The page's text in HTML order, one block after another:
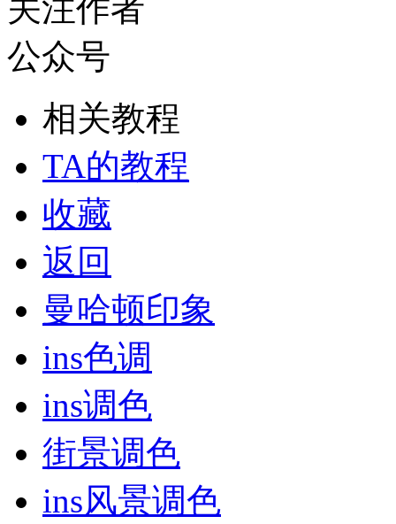
相关教程
TA的教程
收藏
返回
曼哈顿印象
ins色调
ins调色
街景调色
ins风景调色